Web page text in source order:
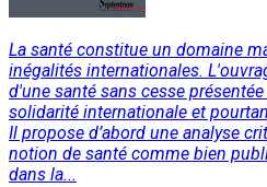
La santé constitue un domaine
inégalités internationales.
d'une santé sans cesse
solidarité internationale et
Il propose d’abord une analyse
notion de santé comme bien
dans la...